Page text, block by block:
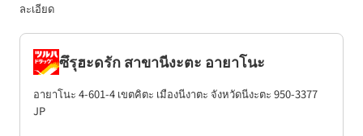
ละเอียด
ซึรุฮะดรัก สาขานีงะตะ อายาโนะ
อายาโนะ 4-601-4 เขตคิตะ เมืองนีงาตะ จังหวัดนีงะตะ 950-3377
JP